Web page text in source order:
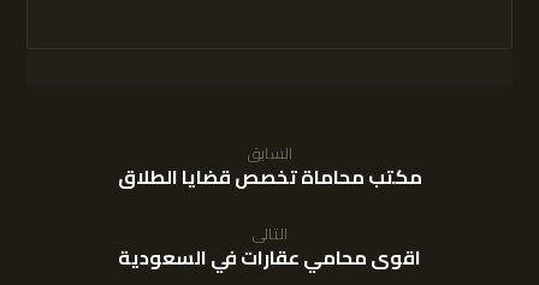
السابق
مكتب محاماة تخصص قضايا الطلاق
التالى
اقوى محامي عقارات في السعودية